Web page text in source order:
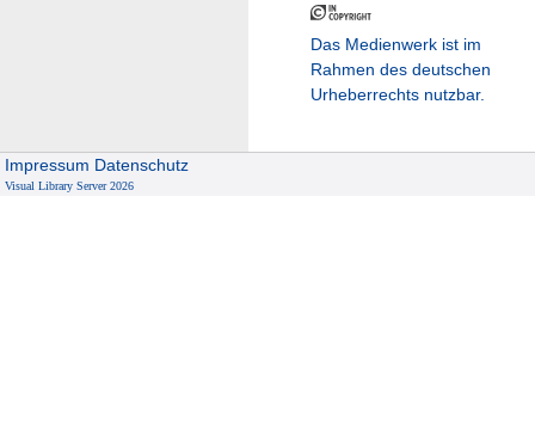
Das Medienwerk ist im
Rahmen des deutschen
Urheberrechts nutzbar.
Impressum Datenschutz
Visual Library Server 2026